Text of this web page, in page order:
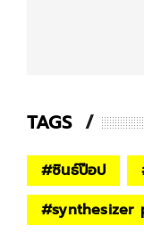
TAGS
#ซินธ์ป๊อป
#synthesizer